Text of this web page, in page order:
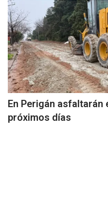
En Perigán
próximos días